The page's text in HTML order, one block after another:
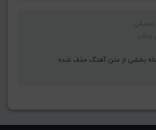
بخشی از متن آهنگ حذف شده